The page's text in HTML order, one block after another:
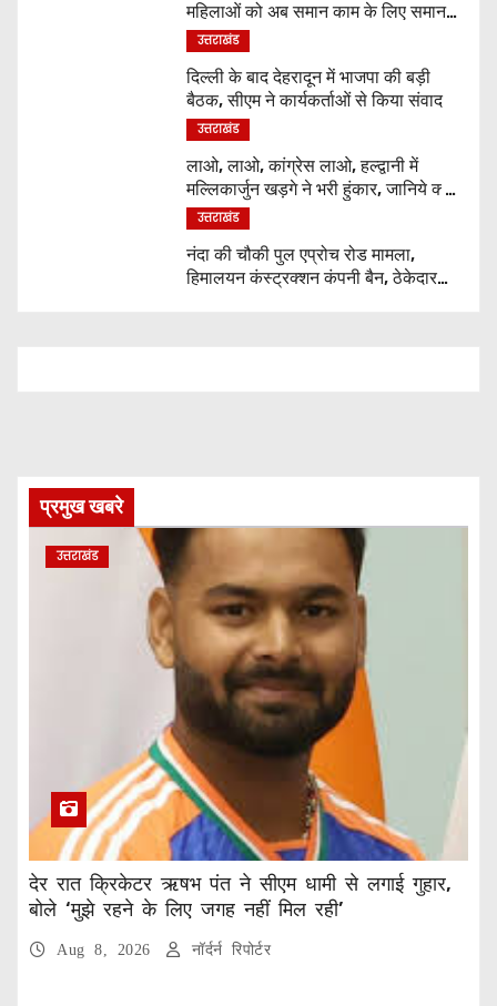
महिलाओं को अब समान काम के लिए समान
वेतन
उत्तराखंड
दिल्ली के बाद देहरादून में भाजपा की बड़ी
बैठक, सीएम ने कार्यकर्ताओं से किया संवाद
उत्तराखंड
लाओ, लाओ, कांग्रेस लाओ, हल्द्वानी में
मल्लिकार्जुन खड़गे ने भरी हुंकार, जानिये क्या
कुछ कहा
उत्तराखंड
नंदा की चौकी पुल एप्रोच रोड मामला,
हिमालयन कंस्ट्रक्शन कंपनी बैन, ठेकेदार
प्रमुख खबरे
उत्तराखंड
देर रात क्रिकेटर ऋषभ पंत ने सीएम धामी से लगाई गुहार,
बोले ‘मुझे रहने के लिए जगह नहीं मिल रही’
Aug 8, 2026 नॉर्दर्न रिपोर्टर